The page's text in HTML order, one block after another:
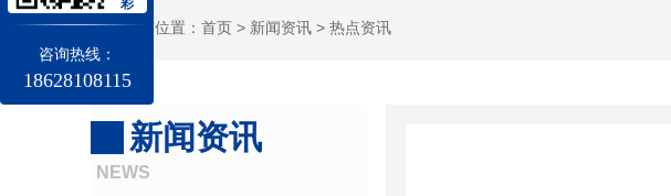
当前位置： 首页 > 新闻资讯 > 热点资讯
新闻资讯
NEWS
咨询热线：
18628108115